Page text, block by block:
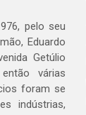
pelo seu
Eduardo
Getúlio
várias
foram se
indústrias,